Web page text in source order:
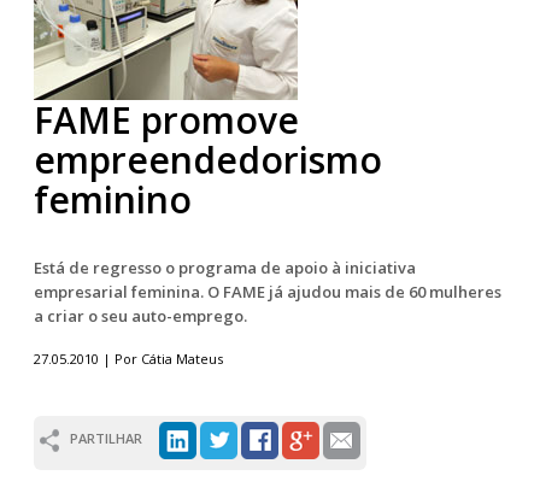
FAME promove
empreendedorismo
feminino
Está de regresso o programa de apoio à iniciativa
empresarial feminina. O FAME já ajudou mais de 60 mulheres
a criar o seu auto-emprego.
27.05.2010 | Por Cátia Mateus
PARTILHAR